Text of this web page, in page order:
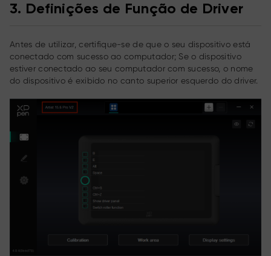
3. Definições de Função de Driver
Antes de utilizar, certifique-se de que o seu dispositivo está
conectado com sucesso ao computador; Se o dispositivo
estiver conectado ao seu computador com sucesso, o nome
do dispositivo é exibido no canto superior esquerdo do driver.